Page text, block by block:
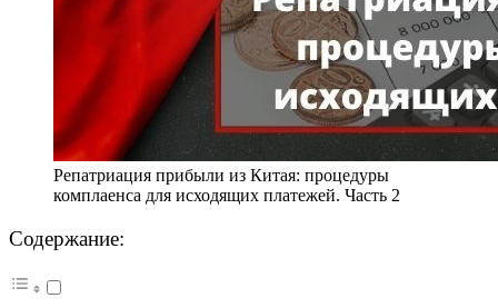
Репатриация прибыли из Китая: процедуры
комплаенса для исходящих платежей. Часть 2
Содержание: